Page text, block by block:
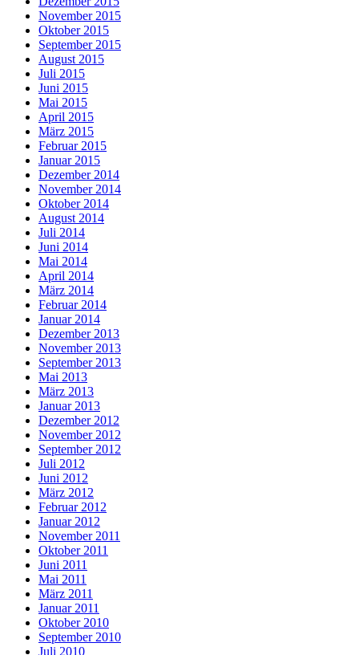
November 2015
Oktober 2015
September 2015
August 2015
Juli 2015
Juni 2015
Mai 2015
April 2015
März 2015
Februar 2015
Januar 2015
Dezember 2014
November 2014
Oktober 2014
August 2014
Juli 2014
Juni 2014
Mai 2014
April 2014
März 2014
Februar 2014
Januar 2014
Dezember 2013
November 2013
September 2013
Mai 2013
März 2013
Januar 2013
Dezember 2012
November 2012
September 2012
Juli 2012
Juni 2012
März 2012
Februar 2012
Januar 2012
November 2011
Oktober 2011
Juni 2011
Mai 2011
März 2011
Januar 2011
Oktober 2010
September 2010
Juli 2010